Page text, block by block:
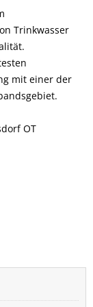
Trinkwasser
mit einer der
OT